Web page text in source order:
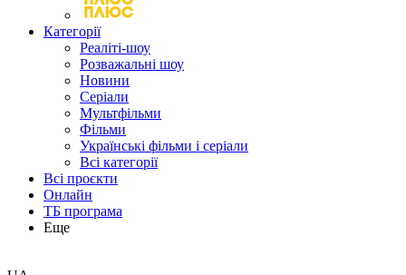
Категорії
Реаліті-шоу
Розважальні шоу
Новини
Серіали
Мультфільми
Фільми
Українські фільми і серіали
Всі категорії
Всі проєкти
Онлайн
ТБ програма
Еще